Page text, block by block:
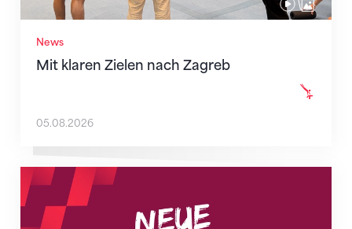
News
Mit klaren Zielen nach Zagreb
05.08.2026
Neue Empfangszeiten ab 1. August 2026